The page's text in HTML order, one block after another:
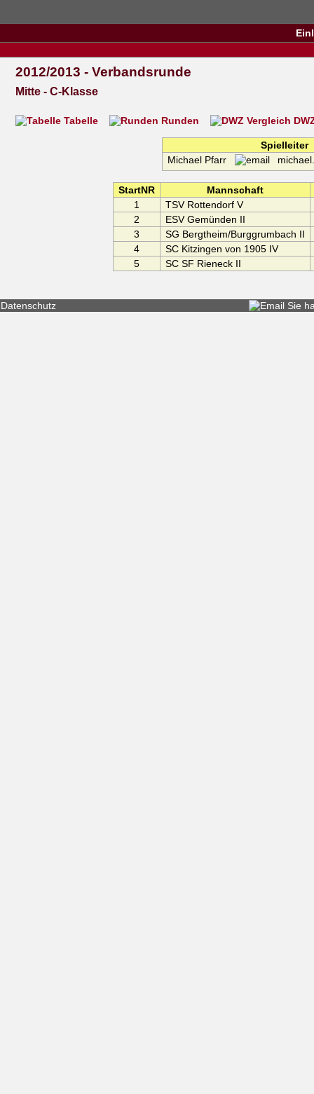
2012/2013 - Verbandsrunde
Mitte - C-Klasse
Tabelle Runden
Spielleiter
Michael Pfarr
StartNR
Mannschaft
1
TSV Rottendorf V
2
ESV Gemünden II
3
SG Bergtheim/Burggrumbach II
4
SC Kitzingen von 1905 IV
5
SC SF Rieneck II
Datenschutz Sie